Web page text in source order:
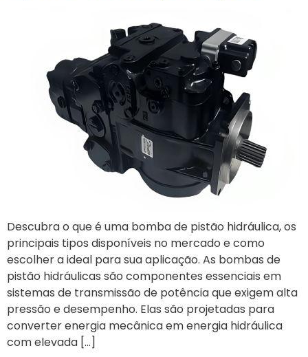
Descubra o que é uma bomba de pistão hidráulica, os
principais tipos disponíveis no mercado e como
escolher a ideal para sua aplicação. As bombas de
pistão hidráulicas são componentes essenciais em
sistemas de transmissão de potência que exigem alta
pressão e desempenho. Elas são projetadas para
converter energia mecânica em energia hidráulica
com elevada […]